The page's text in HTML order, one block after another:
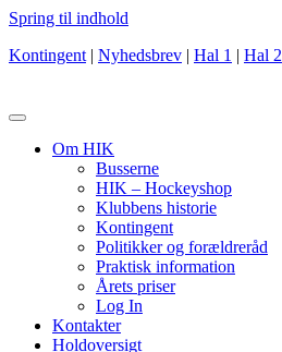
Spring til indhold
Kontingent | Nyhedsbrev | Hal 1 | Hal 2
Om HIK
Busserne
HIK – Hockeyshop
Klubbens historie
Kontingent
Politikker og forældreråd
Praktisk information
Årets priser
Log In
Kontakter
Holdoversigt